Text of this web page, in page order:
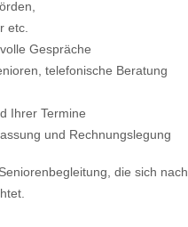
etc.
Gespräche
telefonische Beratung
Ihrer Termine
und Rechnungslegung
die sich nach